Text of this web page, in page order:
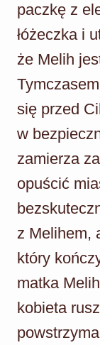
paczkę z
łóżeczka i
że Melih
się przed
w
zamierza
opuścić
z Melihem,
który
matka
kobieta